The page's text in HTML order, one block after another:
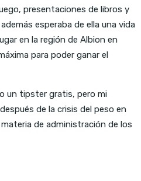
presentaciones de libros y
esperaba de ella una vida
en la región de Albion en
para poder ganar el
un tipster gratis, pero mi
de la crisis del peso en
de administración de los